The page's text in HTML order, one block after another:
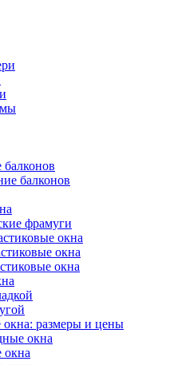
балконов
балконов
фрамуги
окна
окна
окна
размеры и цены
окна
окна